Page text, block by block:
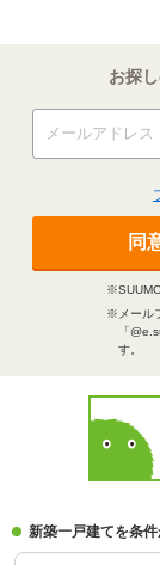
お探
同
※メール
「
す。
新築一戸建てを条